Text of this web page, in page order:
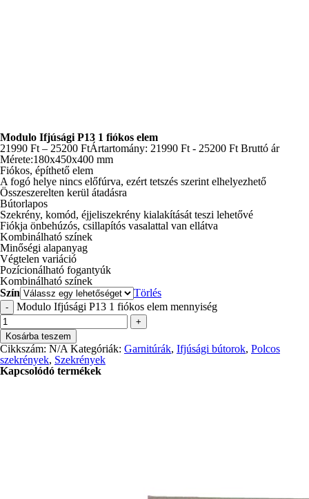
Modulo Ifjúsági P13 1 fiókos elem
21990 Ft – 25200 FtÁrtartomány: 21990 Ft - 25200 Ft Bruttó ár
Mérete:180x450x400 mm
Fiókos, építhető elem
A fogó helye nincs előfúrva, ezért tetszés szerint elhelyezhető
Összeszerelten kerül átadásra
Bútorlapos
Szekrény, komód, éjjeliszekrény kialakítását teszi lehetővé
Fiókja önbehúzós, csillapítós vasalattal van ellátva
Kombinálható színek
Minőségi alapanyag
Végtelen variáció
Pozícionálható fogantyúk
Kombinálható színek
Szín
Törlés
- Modulo Ifjúsági P13 1 fiókos elem mennyiség
+
Kosárba teszem
Cikkszám: N/A Kategóriák: Garnitúrák, Ifjúsági bútorok, Polcos
szekrények, Szekrények
Kapcsolódó termékek